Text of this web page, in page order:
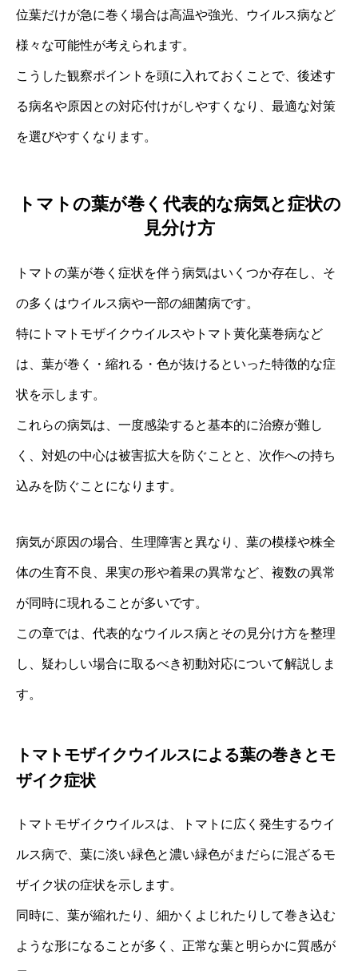
位葉だけが急に巻く場合は高温や強光、ウイルス病など
様々な可能性が考えられます。
こうした観察ポイントを頭に入れておくことで、後述す
る病名や原因との対応付けがしやすくなり、最適な対策
を選びやすくなります。
トマトの葉が巻く代表的な病気と症状の
見分け方
トマトの葉が巻く症状を伴う病気はいくつか存在し、そ
の多くはウイルス病や一部の細菌病です。
特にトマトモザイクウイルスやトマト黄化葉巻病など
は、葉が巻く・縮れる・色が抜けるといった特徴的な症
状を示します。
これらの病気は、一度感染すると基本的に治療が難し
く、対処の中心は被害拡大を防ぐことと、次作への持ち
込みを防ぐことになります。
病気が原因の場合、生理障害と異なり、葉の模様や株全
体の生育不良、果実の形や着果の異常など、複数の異常
が同時に現れることが多いです。
この章では、代表的なウイルス病とその見分け方を整理
し、疑わしい場合に取るべき初動対応について解説しま
す。
トマトモザイクウイルスによる葉の巻きとモ
ザイク症状
トマトモザイクウイルスは、トマトに広く発生するウイ
ルス病で、葉に淡い緑色と濃い緑色がまだらに混ざるモ
ザイク状の症状を示します。
同時に、葉が縮れたり、細かくよじれたりして巻き込む
ような形になることが多く、正常な葉と明らかに質感が